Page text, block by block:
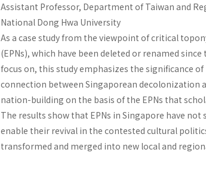
Assistant Professor, Department of Taiwan and
National Dong Hwa University
As a case study from the viewpoint of critical
(EPNs), which have been deleted or renamed
focus on, this study emphasizes the significance
connection between Singaporean
nation-building on the basis of the EPNs that
The results show that EPNs in Singapore have
enable their revival in the contested cultural
transformed and merged into new local and